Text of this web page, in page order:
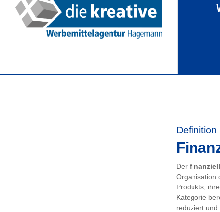
Definition
Der
Organisation
Produkts,
Kategorie
reduziert und